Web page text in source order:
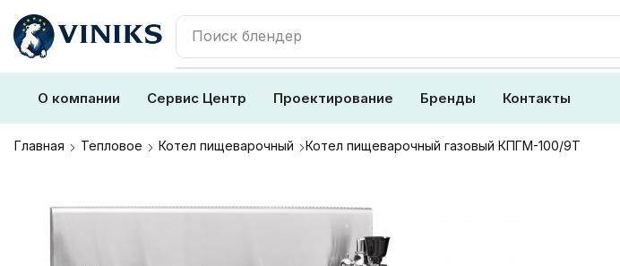
Поиск блендер
О компании Сервис Центр Проектирование Бренды Контакты
Главная Тепловое Котел пищеварочный Котел пищеварочный газовый КПГМ-100/9Т